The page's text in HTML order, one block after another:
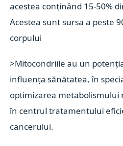
acestea conținând 15-50%
Acestea sunt sursa a peste
corpului
>Mitocondriile au un
influența sănătatea, în
optimizarea metabolismului
în centrul tratamentului
cancerului.